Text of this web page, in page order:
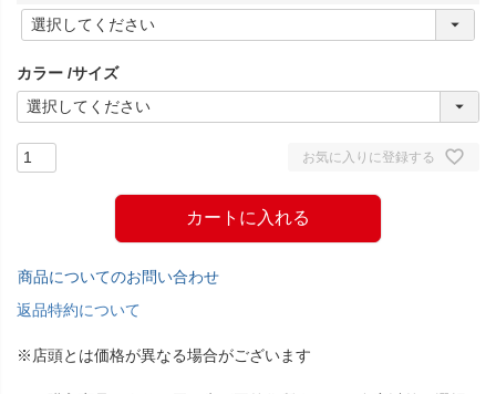
(
必
)
カラー サイズ
お気に入りに登録する
カートに入れる
商品についてのお問い合わせ
返品特約について
※店頭とは価格が異なる場合がございます